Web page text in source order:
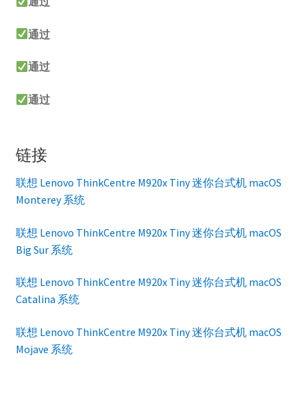
通过
通过
通过
链接
联想 Lenovo ThinkCentre M920x Tiny 迷你台式机 macOS
Monterey 系统
联想 Lenovo ThinkCentre M920x Tiny 迷你台式机 macOS
Big Sur 系统
联想 Lenovo ThinkCentre M920x Tiny 迷你台式机 macOS
Catalina 系统
联想 Lenovo ThinkCentre M920x Tiny 迷你台式机 macOS
Mojave 系统